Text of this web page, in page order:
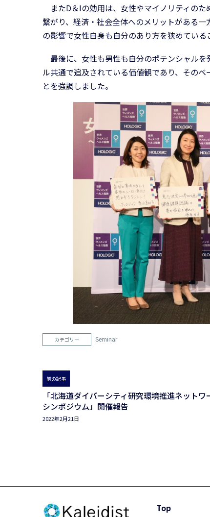
またD＆Iの効用は、女性やマイノリティの
繋がり、経済・社会全体へのメリットがある
の影響で女性自身も自分のあり方を狭めてい
最後に、女性も男性も自分のポテンシャル
ル共通で追及されている価値観であり、その
とを強調しました。
カテゴリー Seminar
前の記事
「北海道ダイバーシティ研究環境推進ネットワ
シンポジウム」開催報告
2022年2月21日
Top